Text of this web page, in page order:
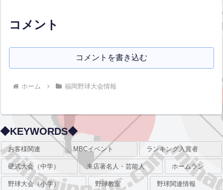
コメント
コメントを書き込む
ホーム 福岡野球大会情報
◆KEYWORDS◆
お客様関連 MBCイベント ランキング入賞者
硬式大会（中学） 来店著名人・芸能人 ホームラン
野球大会（小学） 野球教室 野球関連情報